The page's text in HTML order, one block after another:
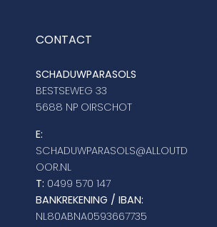
CONTACT
SCHADUWPARASOLS
BESTSEWEG 33
5688 NP OIRSCHOT
E:
SCHADUWPARASOLS@ALLOUTD
OOR.NL
T: 0499 570 147
BANKREKENING / IBAN:
NL80ABNA0593667735